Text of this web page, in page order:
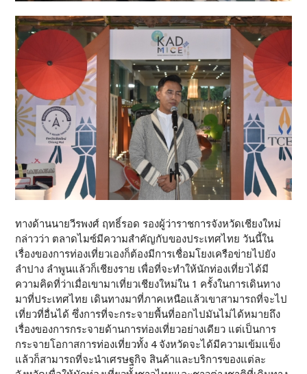
ทางด้านนายวีรพงศ์ ฤทธิ์รอด รองผู้ว่าราชการจังหวัดเชียงใหม่
กล่าวว่า ตลาดไมซ์มีความสำคัญกับของประเทศไทย วันนี้ใน
เรื่องของการท่องเที่ยวเองก็ต้องมีการเชื่อมโยงเครือข่ายไปยัง
ลำปาง ลำพูนแล้วก็เชียงราย เพื่อที่จะทำให้นักท่องเที่ยวได้มี
ความคิดที่ว่าเมื่อเขามาเที่ยวเชียงใหม่ใน 1 ครั้งในการเดินทาง
มาที่ประเทศไทย เดินทางมาที่ภาคเหนือแล้วเขาสามารถที่จะไป
เที่ยวที่อื่นได้ ซึ่งการที่จะกระจายพื้นที่ออกไปมันไม่ได้หมายถึง
เรื่องของการกระจายด้านการท่องเที่ยวอย่างเดียว แต่เป็นการ
กระจายโอกาสการท่องเที่ยวทั้ง 4 จังหวัดจะได้มีความเข้มแข็ง
แล้วก็สามารถที่จะนำเศรษฐกิจ สินค้าและบริการของแต่ละ